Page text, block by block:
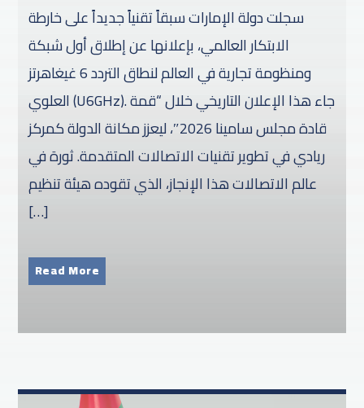
سجلت دولة الإمارات سبقاً تقنياً جديداً على خارطة
الابتكار العالمي، بإعلانها عن إطلاق أول شبكة
ومنظومة تجارية في العالم لنطاق التردد 6 غيغاهرتز
العلوي (U6GHz). جاء هذا الإعلان التاريخي خلال “قمة
قادة مجلس سامينا 2026″، ليعزز مكانة الدولة كمركز
ريادي في تطوير تقنيات الاتصالات المتقدمة. ثورة في
عالم الاتصالات هذا الإنجاز، الذي تقوده هيئة تنظيم
[…]
Read More